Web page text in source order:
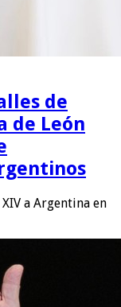
de
de León
a Argentina en